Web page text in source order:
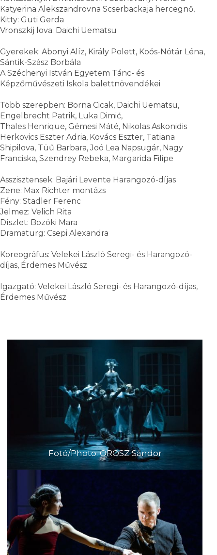
Katyerina Alekszandrovna Scserbackaja hercegnő,
Kitty: Guti Gerda
Vronszkij lova: Daichi Uematsu
Gyerekek: Abonyi Alíz, Király Polett, Koós-Nótár Léna,
Sántik-Szász Borbála
A Széchenyi István Egyetem Tánc- és
Képzőművészeti Iskola balettnövendékei
Több szerepben: Borna Cicak, Daichi Uematsu,
Engelbrecht Patrik, Luka Dimić,
Thales Henrique, Gémesi Máté, Nikolas Askonidis
Herkovics Eszter Adria, Kovács Eszter, Tatiana
Shipilova, Tüű Barbara, Joó Lea Napsugár, Nagy
Franciska, Szendrey Rebeka, Margarida Filipe
Asszisztensek: Bajári Levente Harangozó-díjas
Zene: Max Richter montázs
Fény: Stadler Ferenc
Jelmez: Velich Rita
Díszlet: Bozóki Mara
Dramaturg: Csepi Alexandra
Koreográfus: Velekei László Seregi- és Harangozó-
díjas, Érdemes Művész
Igazgató: Velekei László Seregi- és Harangozó-díjas,
Érdemes Művész
Fotó/Photo: OROSZ Sándor